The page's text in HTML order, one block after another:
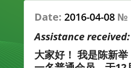
Date: 2016-04-08 №
Assistance
大家好！ 我是陈新